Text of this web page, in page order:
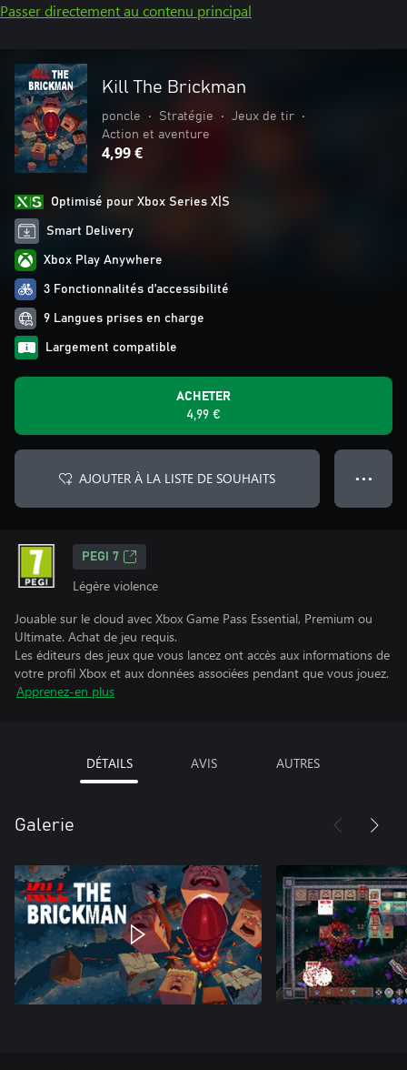
Passer directement au contenu principal
Kill The Brickman
poncle • Stratégie • Jeux de tir
•
Action et aventure
4,99 €
Optimisé pour Xbox Series X|S
Smart Delivery
Xbox Play Anywhere
3 Fonctionnalités d’accessibilité
9 Langues prises en charge
Largement compatible
ACHETER
4,99 €
AJOUTER À LA LISTE DE SOUHAITS ● ● ●
PEGI 7
Légère violence
Jouable sur le cloud avec Xbox Game Pass Essential, Premium ou
Ultimate. Achat de jeu requis.
Les éditeurs des jeux que vous lancez ont accès aux informations de
votre profil Xbox et aux données associées pendant que vous jouez.
Apprenez-en plus
DÉTAILS AVIS AUTRES
Galerie